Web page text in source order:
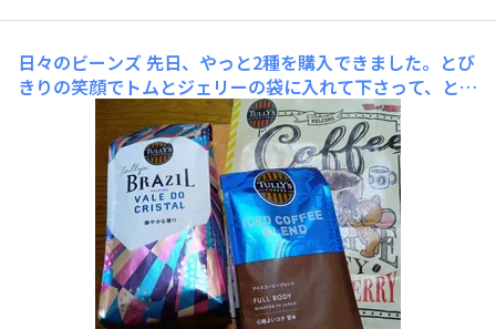
日々のビーンズ 先日、やっと2種を購入できました。とび
きりの笑顔でトムとジェリーの袋に入れて下さって、とて
もうれしかったです。色が涼しげで華やか。夏めいてき
て、最近は毎朝氷をいれてアイスコーヒーにしています。